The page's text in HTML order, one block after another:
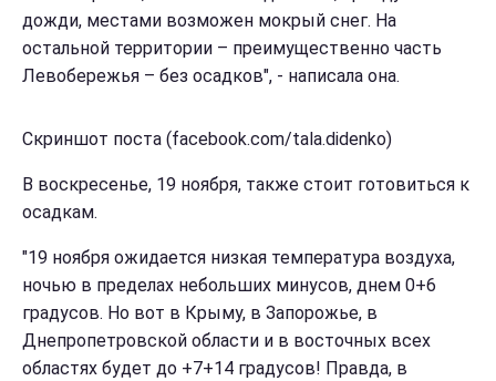
дожди, местами возможен мокрый снег. На
остальной территории – преимущественно часть
Левобережья – без осадков", - написала она.
Скриншот поста (facebook.com/tala.didenko)
В воскресенье, 19 ноября, также стоит готовиться к
осадкам.
"19 ноября ожидается низкая температура воздуха,
ночью в пределах небольших минусов, днем ​​0+6
градусов. Но вот в Крыму, в Запорожье, в
Днепропетровской области и в восточных всех
областях будет до +7+14 градусов! Правда, в